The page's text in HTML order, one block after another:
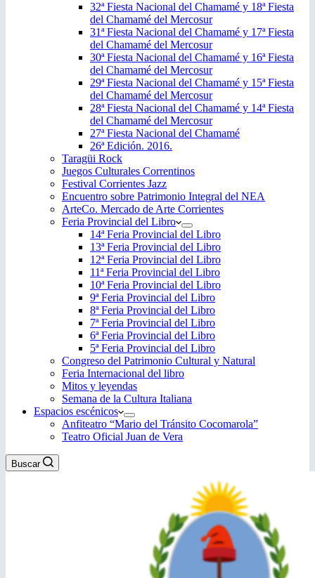
32ª Fiesta Nacional del Chamamé y 18ª Fiesta
del Chamamé del Mercosur
31ª Fiesta Nacional del Chamamé y 17ª Fiesta
del Chamamé del Mercosur
30ª Fiesta Nacional del Chamamé y 16ª Fiesta
del Chamamé del Mercosur
29ª Fiesta Nacional del Chamamé y 15ª Fiesta
del Chamamé del Mercosur
28ª Fiesta Nacional del Chamamé y 14ª Fiesta
del Chamamé del Mercosur
27ª Fiesta Nacional del Chamamé
26ª Edición. 2016.
Taragüi Rock
Juegos Culturales Correntinos
Festival Corrientes Jazz
Encuentro sobre Patrimonio Integral del NEA
ArteCo. Mercado de Arte Corrientes
Feria Provincial del Libro
14ª Feria Provincial del Libro
13ª Feria Provincial del Libro
12ª Feria Provincial del Libro
11ª Feria Provincial del Libro
10ª Feria Provincial del Libro
9ª Feria Provincial del Libro
8ª Feria Provincial del Libro
7ª Feria Provincial del Libro
6ª Feria Provincial del Libro
5ª Feria Provincial del Libro
Congreso del Patrimonio Cultural y Natural
Feria Internacional del libro
Mitos y leyendas
Semana de la Cultura Italiana
Espacios escénicos
Anfiteatro “Mario del Tránsito Cocomarola”
Teatro Oficial Juan de Vera
Buscar